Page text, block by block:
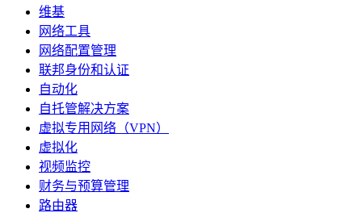
维基
网络工具
网络配置管理
联邦身份和认证
自动化
自托管解决方案
虚拟专用网络（VPN）
虚拟化
视频监控
财务与预算管理
路由器